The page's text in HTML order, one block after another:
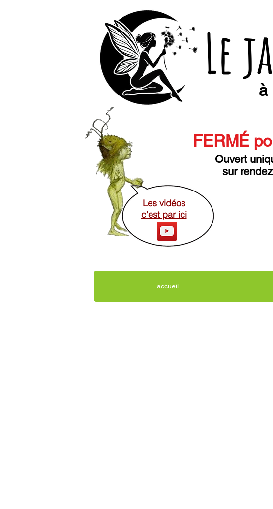
Le
à
FERMÉ
Ouvert
sur
Les vidéos
c'est par ici
accueil